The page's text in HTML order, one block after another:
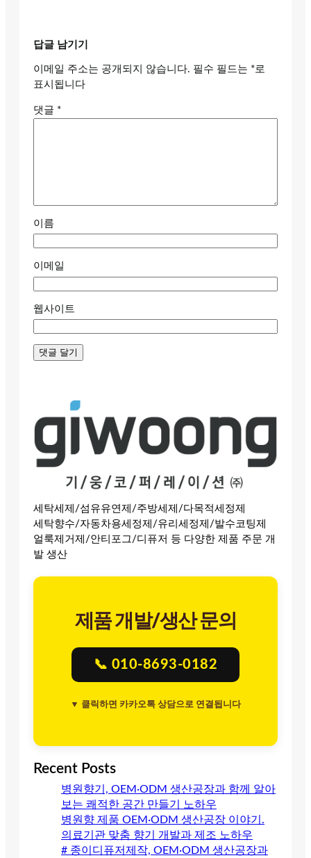
답글 남기기
이메일 주소는 공개되지 않습니다. 필수 필드는 *로
표시됩니다
댓글 *
이름
이메일
웹사이트
세탁세제/섬유유연제/주방세제/다목적세정제
세탁향수/자동차용세정제/유리세정제/발수코팅제
얼룩제거제/안티포그/디퓨저 등 다양한 제품 주문 개
발 생산
제품 개발/생산 문의
📞 010-8693-0182
▼ 클릭하면 카카오톡 상담으로 연결됩니다
Recent Posts
병원향기, OEM·ODM 생산공장과 함께 알아
보는 쾌적한 공간 만들기 노하우
병원향 제품 OEM·ODM 생산공장 이야기.
의료기관 맞춤 향기 개발과 제조 노하우
# 종이디퓨저제작, OEM·ODM 생산공장과